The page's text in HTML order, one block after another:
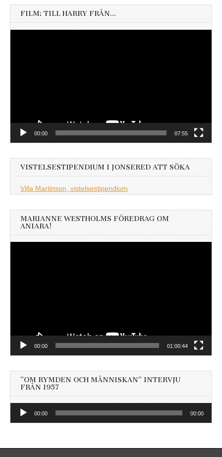
FILM: TILL HARRY FRÅN…
00:00 07:55
VISTELSESTIPENDIUM I JONSERED ATT SÖKA
Villa Martinson, vistelsestipendium
MARIANNE WESTHOLMS FÖREDRAG OM
ANIARA!
00:00 01:00:44
”OM RYMDEN OCH MÄNNISKAN” INTERVJU
FRÅN 1957
Ljudspelare
00:00 00:00